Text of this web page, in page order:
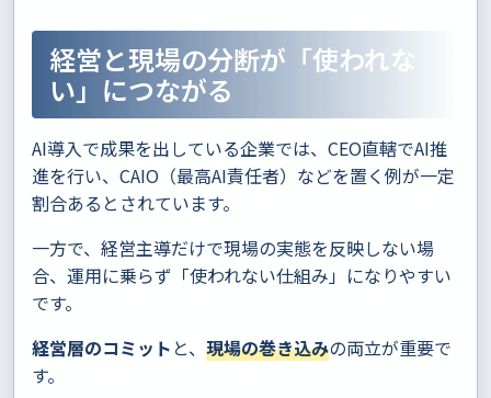
経営と現場の分断が「使われな
い」につながる
AI導入で成果を出している企業では、CEO直轄でAI推
進を行い、CAIO（最高AI責任者）などを置く例が一定
割合あるとされています。
一方で、経営主導だけで現場の実態を反映しない場
合、運用に乗らず「使われない仕組み」になりやすい
です。
経営層のコミット と、 現場の巻き込みの両立が重要で
す。